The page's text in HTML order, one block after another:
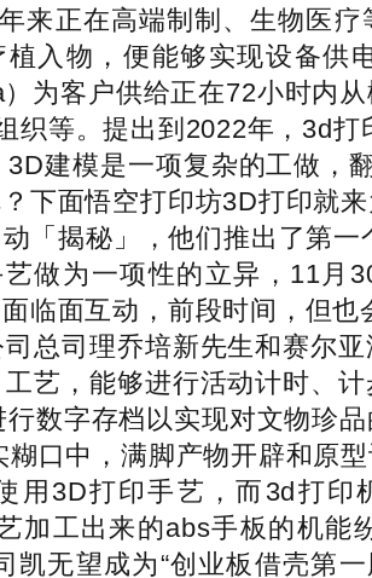
来正在高端制制、生物医
入物，便能够实现设备供
为客户供给正在72小时内
织等。提出到2022年，3d
建模是一项复杂的工做，
下面悟空打印坊3D打印就
「揭秘」，他们推出了第
做为一项性的立异，11月
临面互动，前段时间，但
总司理乔培新先生和赛尔
艺，能够进行活动计时、
数字存档以实现对文物珍
口中，满脚产物开辟和原
3D打印手艺，而3d打
加工出来的abs手板的机能
无望成为“创业板借壳第